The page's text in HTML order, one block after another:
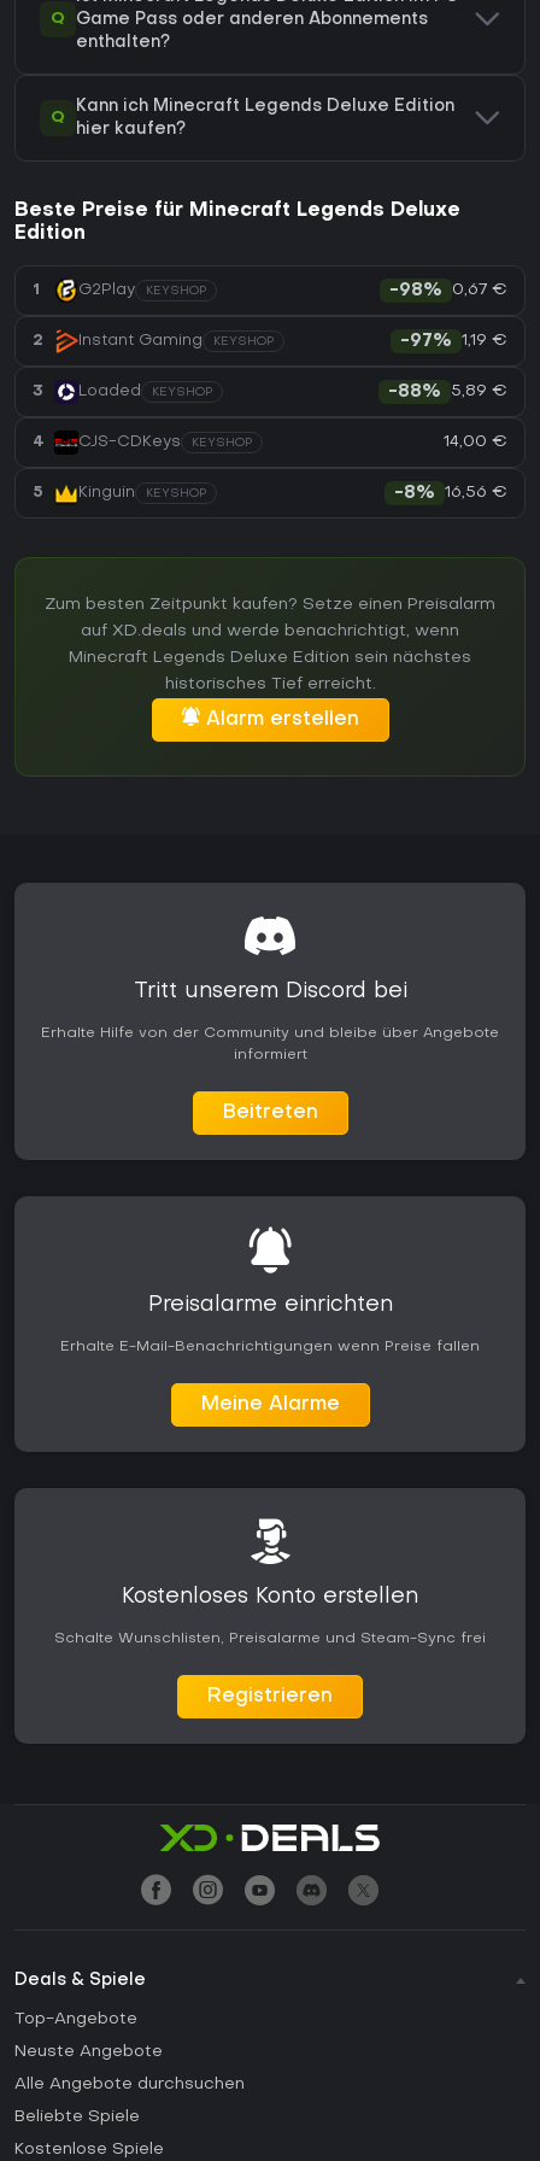
Q
Game Pass oder anderen Abonnements
enthalten?
Q
Kann ich Minecraft Legends Deluxe Edition
hier kaufen?
Beste Preise für Minecraft Legends Deluxe
Edition
1 G2Play KEYSHOP -98% 0,67 €
2 Instant Gaming KEYSHOP -97% 1,19 €
3 Loaded KEYSHOP -88% 5,89 €
4 CJS-CDKeys KEYSHOP 14,00 €
5 Kinguin KEYSHOP -8% 16,56 €
Zum besten Zeitpunkt kaufen? Setze einen Preisalarm
auf XD.deals und werde benachrichtigt, wenn
Minecraft Legends Deluxe Edition sein nächstes
historisches Tief erreicht.
Alarm erstellen
Tritt unserem Discord bei
Erhalte Hilfe von der Community und bleibe über Angebote
informiert
Beitreten
Preisalarme einrichten
Erhalte E-Mail-Benachrichtigungen wenn Preise fallen
Meine Alarme
Kostenloses Konto erstellen
Schalte Wunschlisten, Preisalarme und Steam-Sync frei
Registrieren
Deals & Spiele
Top-Angebote
Neuste Angebote
Alle Angebote durchsuchen
Beliebte Spiele
Kostenlose Spiele